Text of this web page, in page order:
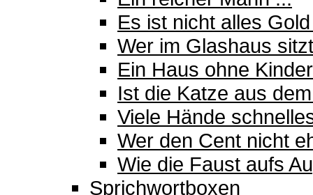
Es ist nicht alles
Wer im Glashaus
Ein Haus ohne
Ist die Katze aus
Viele Hände
Wer den Cent nicht
Wie die Faust aufs
Sprichwortboxen